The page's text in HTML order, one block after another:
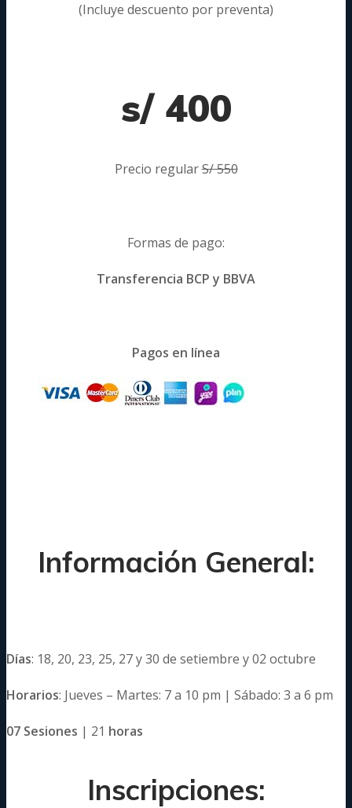
(Incluye descuento por preventa)
s/ 400
Precio regularS/ 550
Formas de pago:
Transferencia BCP y BBVA
Pagos en línea
Información General:
Días: 18, 20, 23, 25, 27 y 30 de setiembre y 02 octubre
Horarios: Jueves – Martes: 7 a 10 pm | Sábado: 3 a 6 pm
07 Sesiones | 21 horas
Inscripciones: